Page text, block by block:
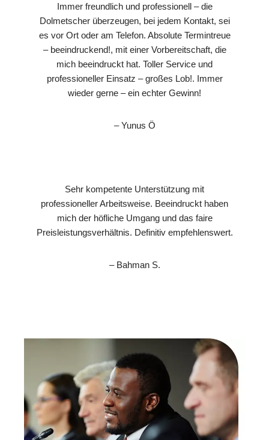
Immer freundlich und professionell – die
Dolmetscher überzeugen, bei jedem Kontakt, sei
es vor Ort oder am Telefon. Absolute Termintreue
– beeindruckend!, mit einer Vorbereitschaft, die
mich beeindruckt hat. Toller Service und
professioneller Einsatz – großes Lob!. Immer
wieder gerne – ein echter Gewinn!
– Yunus Ö
Sehr kompetente Unterstützung mit
professioneller Arbeitsweise. Beeindruckt haben
mich der höfliche Umgang und das faire
Preisleistungsverhältnis. Definitiv empfehlenswert.
– Bahman S.